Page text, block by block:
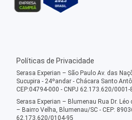
Políticas de Privacidade
Serasa Experian – São Paulo Av. das
Sucupira - 24ºandar - Chácara Santo
CEP:04794-000 - CNPJ 62.173.620/0001-
Serasa Experian – Blumenau Rua Dr.
– Bairro Velha, Blumenau/SC - CEP:
62.173.620/0104-95